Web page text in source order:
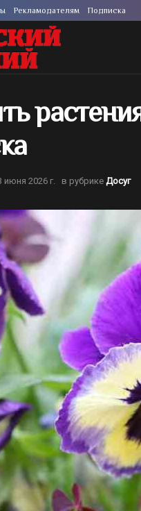
Рекламодателям Подписка
июня 2026 г. в рубрике Досуг